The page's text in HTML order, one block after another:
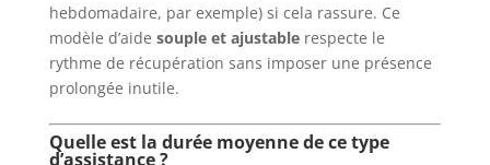
hebdomadaire, par exemple) si cela rassure. Ce
modèle d’aide souple et ajustablerespecte le
rythme de récupération sans imposer une présence
prolongée inutile.
Quelle est la durée moyenne de ce type
d’assistance ?